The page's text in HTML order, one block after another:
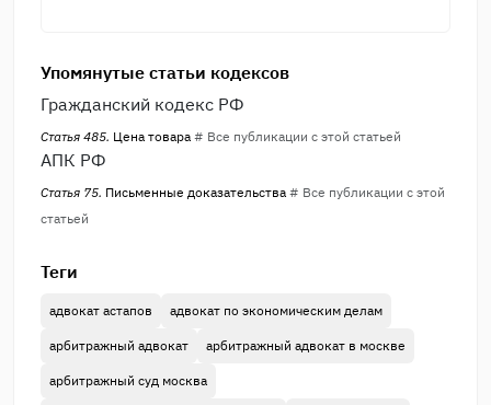
Упомянутые статьи кодексов
Гражданский кодекс РФ
Статья 485. Цена товара # Все публикации с этой статьей
АПК РФ
Статья 75. Письменные доказательства # Все публикации с этой
статьей
Теги
адвокат астапов адвокат по экономическим делам
арбитражный адвокат арбитражный адвокат в москве
арбитражный суд москва